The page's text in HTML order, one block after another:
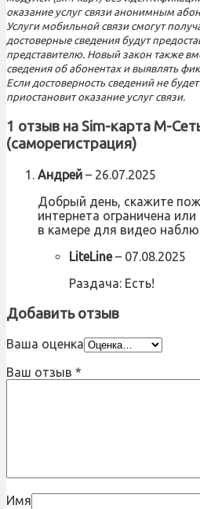
оказание услуг связи анонимным
Услуги мобильной связи смогут
достоверные сведения будут
представителю. Новый закон также
сведения об абонентах и выявлять
Если достоверность сведений не
приостановит оказание услуг связи.
1 отзыв наSim-карта М-
(саморегистрация)
Андрей – 26.07.2025
Добрый день, скажите
интернета ограничена
в камере для видео
LiteLine– 07.08.2025
Раздача: Есть!
Добавить отзыв
Ваша оценка
Ваш отзыв *
Имя